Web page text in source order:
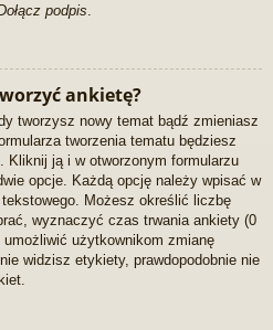
podpis
ankietę?
tworzysz nowy temat bądź zmieniasz
tworzenia tematu będziesz
Kliknij ją i w otworzonym formularzu
opcje. Każdą opcję należy wpisać w
Możesz określić liczbę
wyznaczyć czas trwania ankiety (0
użytkownikom zmianę
widzisz etykiety, prawdopodobnie nie